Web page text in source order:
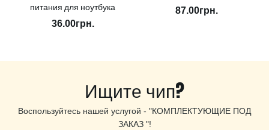
питания для ноутбука
36.00грн.
87.00грн.
Ищите чип?
Воспользуйтесь нашей услугой - "КОМПЛЕКТУЮЩИЕ ПОД
ЗАКАЗ "!